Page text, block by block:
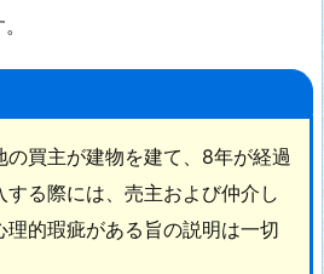
買主が建物を建て、8年が経過
する際には、売主および仲介し
理的瑕疵がある旨の説明は一切